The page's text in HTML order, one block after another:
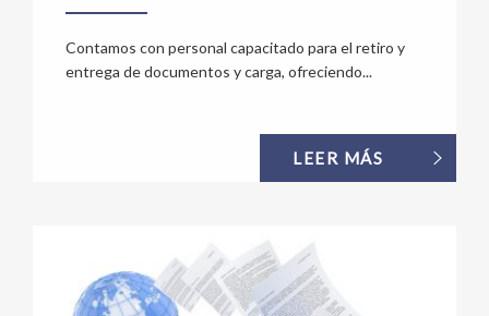
Contamos con personal capacitado para el retiro y
entrega de documentos y carga, ofreciendo...
LEER MÁS